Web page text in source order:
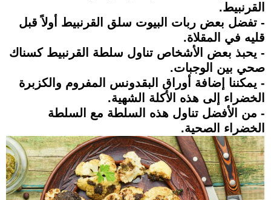
القرنبيط.
- تفضل بعض ربات البيوت سلق القرنبيط أولاً قبل
قليه في المقلاة.
- يحبذ بعض الأشخاص تناول سلطة القرنبيط كسناك
صحي بين الوجبات.
- يمكننا إضافة أوراق البقدونس المفروم والكزبرة
الخضراء إلى هذه الأكلة الشهية.
- من الأفضل تناول هذه السلطة مع السلطة
الخضراء الصحية.